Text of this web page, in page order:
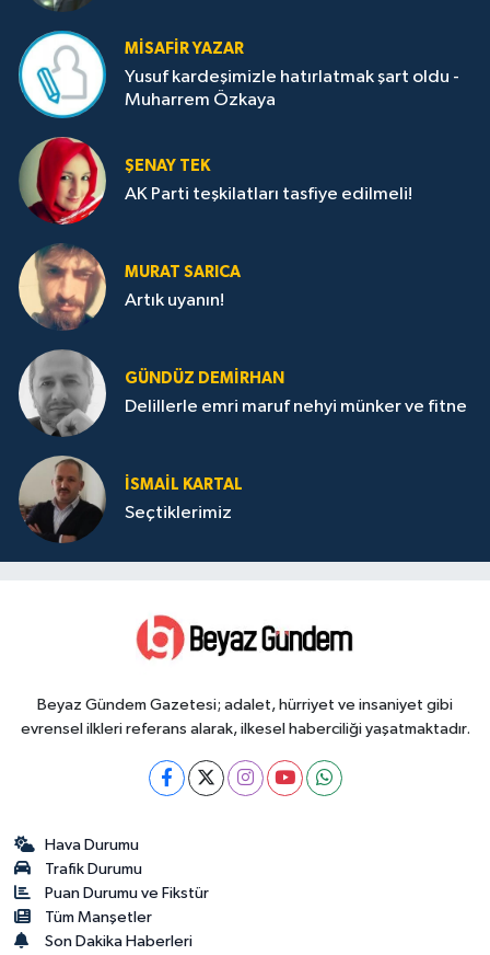
MISAFIR YAZAR
Yusuf kardeşimizle hatırlatmak şart oldu -
Muharrem Özkaya
ŞENAY TEK
AK Parti teşkilatları tasfiye edilmeli!
MURAT SARICA
Artık uyanın!
GÜNDÜZ DEMIRHAN
Delillerle emri maruf nehyi münker ve fitne
İSMAIL KARTAL
Seçtiklerimiz
Beyaz Gündem Gazetesi; adalet, hürriyet ve insaniyet gibi
evrensel ilkleri referans alarak, ilkesel haberciliği yaşatmaktadır.
Hava Durumu
Trafik Durumu
Puan Durumu ve Fikstür
Tüm Manşetler
Son Dakika Haberleri